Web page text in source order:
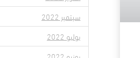
سبتمبر 2022
يوليو 2022